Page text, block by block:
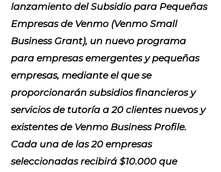
lanzamiento del Subsidio para Pequeñas
Empresas de Venmo (Venmo Small
Business Grant), un nuevo programa
para empresas emergentes y pequeñas
empresas, mediante el que se
proporcionarán subsidios financieros y
servicios de tutoría a 20 clientes nuevos y
existentes de Venmo Business Profile.
Cada una de las 20 empresas
seleccionadas recibirá $10.000 que